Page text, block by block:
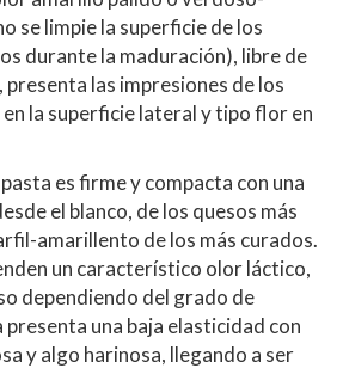
se limpie la superficie de los
durante la maduración), libre de
las impresiones de los
la superficie lateral y tipo flor en
es firme y compacta con una
el blanco, de los quesos más
amarillento de los más curados.
un característico olor láctico,
dependiendo del grado de
presenta una baja elasticidad con
y algo harinosa, llegando a ser